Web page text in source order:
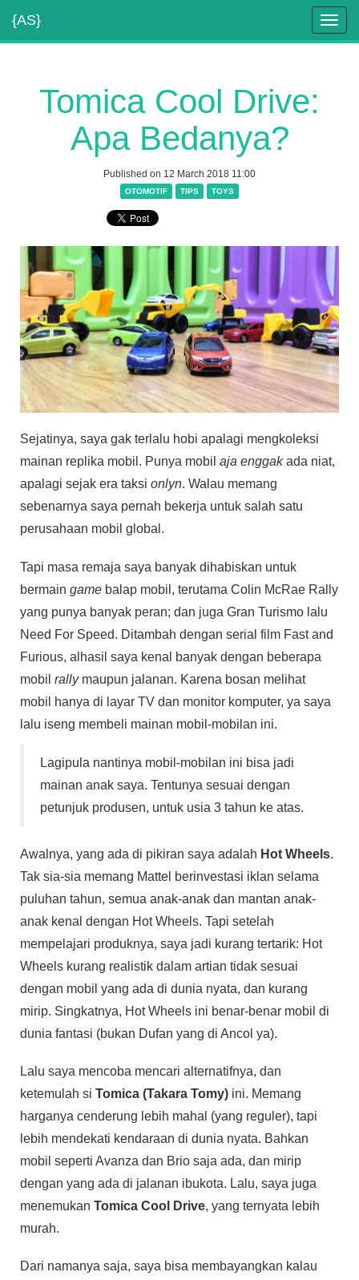
{AS}
Tomica Cool Drive:
Apa Bedanya?
Published on 12 March 2018 11:00
OTOMOTIF TIPS TOYS
Sejatinya, saya gak terlalu hobi apalagi mengkoleksi
mainan replika mobil. Punya mobil aja enggakada niat,
apalagi sejak era taksi onlyn. Walau memang
sebenarnya saya pernah bekerja untuk salah satu
perusahaan mobil global.
Tapi masa remaja saya banyak dihabiskan untuk
bermain game balap mobil, terutama Colin McRae Rally
yang punya banyak peran; dan juga Gran Turismo lalu
Need For Speed. Ditambah dengan serial film Fast and
Furious, alhasil saya kenal banyak dengan beberapa
mobil rallymaupun jalanan. Karena bosan melihat
mobil hanya di layar TV dan monitor komputer, ya saya
lalu iseng membeli mainan mobil-mobilan ini.
Lagipula nantinya mobil-mobilan ini bisa jadi
mainan anak saya. Tentunya sesuai dengan
petunjuk produsen, untuk usia 3 tahun ke atas.
Awalnya, yang ada di pikiran saya adalah Hot Wheels.
Tak sia-sia memang Mattel berinvestasi iklan selama
puluhan tahun, semua anak-anak dan mantan anak-
anak kenal dengan Hot Wheels. Tapi setelah
mempelajari produknya, saya jadi kurang tertarik: Hot
Wheels kurang realistik dalam artian tidak sesuai
dengan mobil yang ada di dunia nyata, dan kurang
mirip. Singkatnya, Hot Wheels ini benar-benar mobil di
dunia fantasi (bukan Dufan yang di Ancol ya).
Lalu saya mencoba mencari alternatifnya, dan
ketemulah si Tomica (Takara Tomy) ini. Memang
harganya cenderung lebih mahal (yang reguler), tapi
lebih mendekati kendaraan di dunia nyata. Bahkan
mobil seperti Avanza dan Brio saja ada, dan mirip
dengan yang ada di jalanan ibukota. Lalu, saya juga
menemukan Tomica Cool Drive, yang ternyata lebih
murah.
Dari namanya saja, saya bisa membayangkan kalau